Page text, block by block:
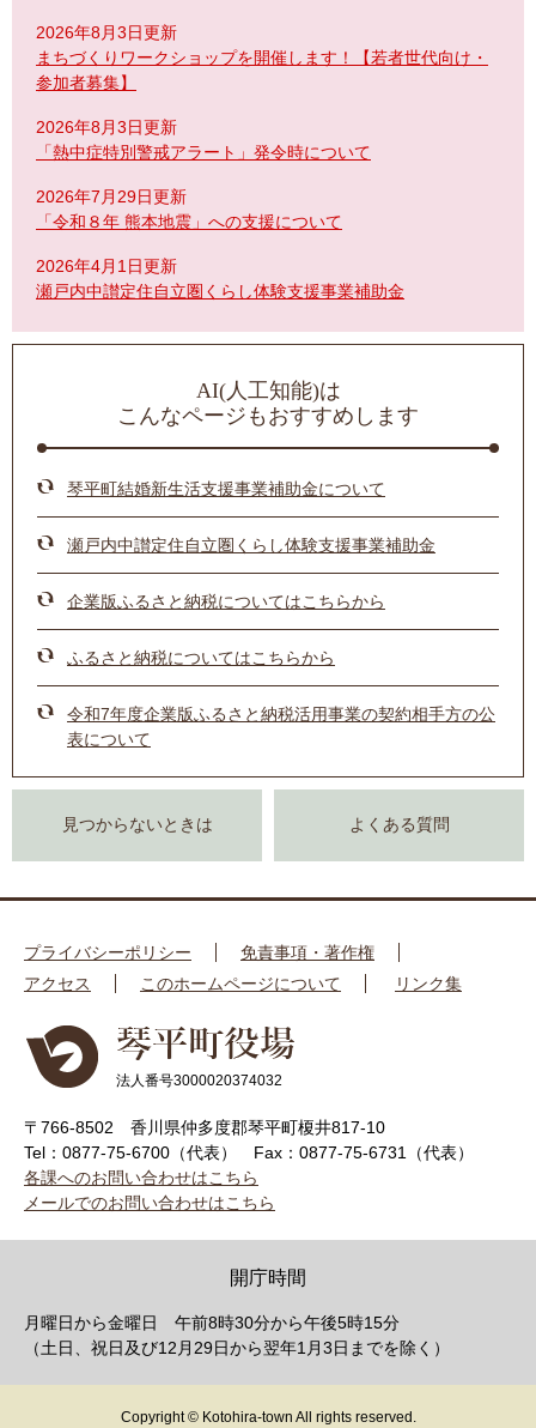
2026年8月3日更新
まちづくりワークショップを開催します！【若者世代向け・
参加者募集】
2026年8月3日更新
「熱中症特別警戒アラート」発令時について
2026年7月29日更新
「令和８年 熊本地震」への支援について
2026年4月1日更新
瀬戸内中讃定住自立圏くらし体験支援事業補助金
AI(人工知能)は
こんなページもおすすめします
琴平町結婚新生活支援事業補助金について
瀬戸内中讃定住自立圏くらし体験支援事業補助金
企業版ふるさと納税についてはこちらから
ふるさと納税についてはこちらから
令和7年度企業版ふるさと納税活用事業の契約相手方の公
表について
見つからないときは よくある質問
プライバシーポリシー
免責事項・著作権
アクセス
このホームページについて リンク集
法人番号3000020374032
〒766-8502 香川県仲多度郡琴平町榎井817-10
Tel：0877-75-6700（代表）
Fax：0877-75-6731（代表）
各課へのお問い合わせはこちら
メールでのお問い合わせはこちら
開庁時間
月曜日から金曜日 午前8時30分から午後5時15分
（土日、祝日及び12月29日から翌年1月3日までを除く）
Copyright © Kotohira-town All rights reserved.